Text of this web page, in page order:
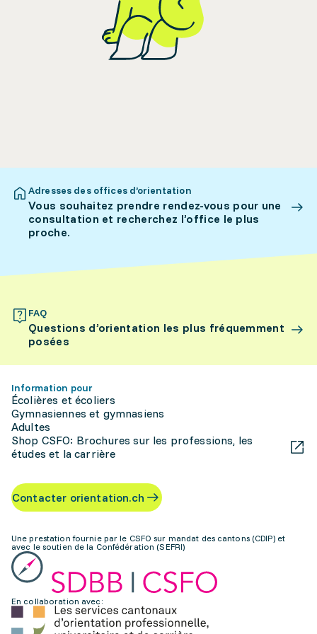
Adresses des offices d’orientation
Vous souhaitez prendre rendez-vous pour une
consultation et recherchez l’office le plus
proche.
FAQ
Questions d’orientation les plus fréquemment
posées
Information pour
Écolières et écoliers
Gymnasiennes et gymnasiens
Adultes
Shop CSFO: Brochures sur les professions, les
études et la carrière
Contacter orientation.ch
Une prestation fournie par le CSFO sur mandat des cantons (CDIP) et
avec le soutien de la Confédération (SEFRI)
En collaboration avec: